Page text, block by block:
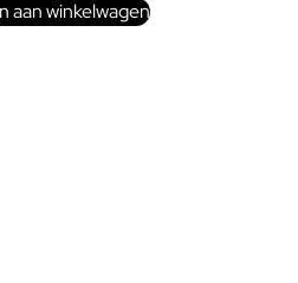
aan winkelwagen